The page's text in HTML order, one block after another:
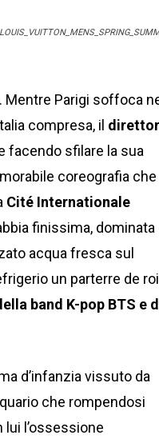
Mentre Parigi soffoca
compresa, il
facendo sfilare la sua
coreografia che
Cité Internationale
finissima, dominata
acqua fresca sul
un parterre de
band K-pop BTS e
d’infanzia vissuto da
che rompendosi
l’ossessione